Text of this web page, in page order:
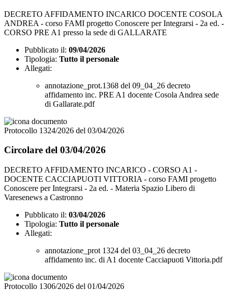
DECRETO AFFIDAMENTO INCARICO DOCENTE COSOLA
ANDREA - corso FAMI progetto Conoscere per Integrarsi - 2a ed. -
CORSO PRE A1 presso la sede di GALLARATE
Pubblicato il: 09/04/2026
Tipologia: Tutto il personale
Allegati:
annotazione_prot.1368 del 09_04_26 decreto
affidamento inc. PRE A1 docente Cosola Andrea sede
di Gallarate.pdf
Protocollo 1324/2026 del 03/04/2026
Circolare del 03/04/2026
DECRETO AFFIDAMENTO INCARICO - CORSO A1 -
DOCENTE CACCIAPUOTI VITTORIA - corso FAMI progetto
Conoscere per Integrarsi - 2a ed. - Materia Spazio Libero di
Varesenews a Castronno
Pubblicato il: 03/04/2026
Tipologia: Tutto il personale
Allegati:
annotazione_prot 1324 del 03_04_26 decreto
affidamento inc. di A1 docente Cacciapuoti Vittoria.pdf
Protocollo 1306/2026 del 01/04/2026